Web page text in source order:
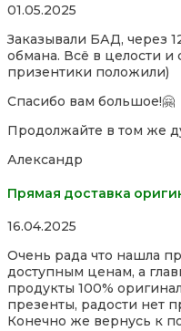
Rated
out
of
5
01.05.2025
Заказывали БАД, через
обмана. Всё в целости
призентики положили)
Спасибо вам большое!🤗
Продолжайте в том же
Александр
Прямая доставка
Rated
out
of
5
16.04.2025
Очень рада что нашла
доступным ценам, а
продукты 100%
презенты, радости нет
Конечно же вернусь к